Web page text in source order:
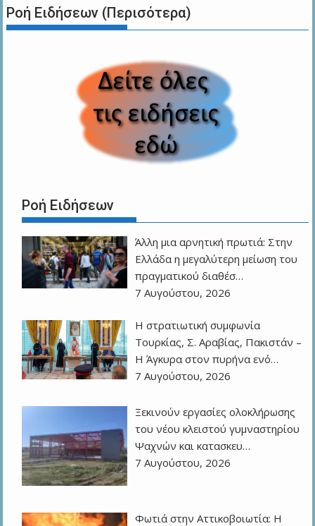
Ροή Ειδήσεων (Περισότερα)
Ροή Ειδήσεων
Άλλη μια αρνητική πρωτιά: Στην
Ελλάδα η μεγαλύτερη μείωση του
πραγματικού διαθέσ…
7 Αυγούστου, 2026
Η στρατιωτική συμφωνία
Τουρκίας, Σ. Αραβίας, Πακιστάν –
Η Άγκυρα στον πυρήνα ενό…
7 Αυγούστου, 2026
Ξεκινούν εργασίες ολοκλήρωσης
του νέου κλειστού γυμναστηρίου
Ψαχνών και κατασκευ…
7 Αυγούστου, 2026
Φωτιά στην Αττικοβοιωτία: Η